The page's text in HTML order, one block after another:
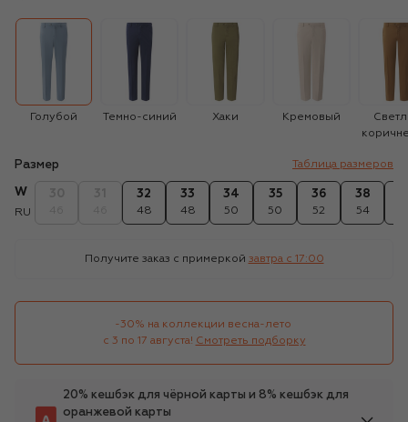
Голубой Темно-синий Хаки Кремовый
Размер Таблица размеров
W
RU
32
48
33
48
34
50
35
50
36
52
38
54
Получите заказ с примеркой завтра c 17:00
-30% на коллекции весна-лето
с 3 по 17 августа! Смотреть подборку
20% кешбэк для чёрной карты и 8% кешбэк для
оранжевой карты